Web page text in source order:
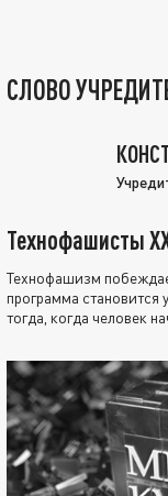
СЛОВО
Технофашисты
Технофашизм
программа становится
тогда, когда человек